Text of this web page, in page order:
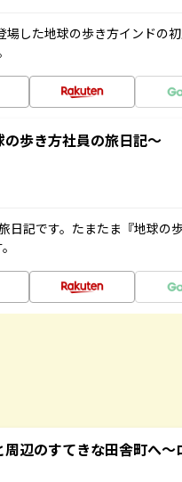
場した地球の歩き方インドの
歩き方社員の旅日記～
日記です。たまたま『地球の
辺のすてきな田舎町へ